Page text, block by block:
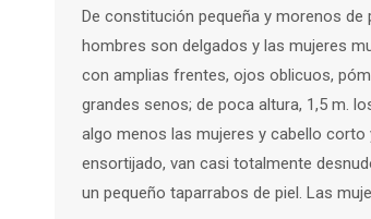
De constitución pequeña y morenos de
hombres son delgados y las mujeres
con amplias frentes, ojos oblicuos,
grandes senos; de poca altura, 1,5 m.
algo menos las mujeres y cabello corto
ensortijado, van casi totalmente
un pequeño taparrabos de piel. Las